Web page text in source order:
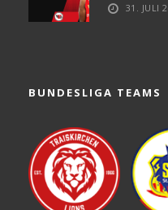
31. JULI
BUNDESLIGA TEAMS